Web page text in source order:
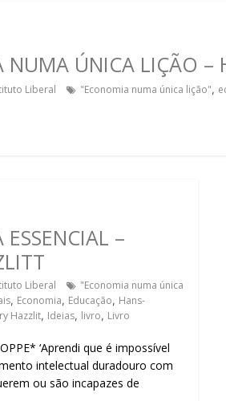
NUMA ÚNICA LIÇÃO –
Liberal "Economia numa única lição",
–
Liberal
"Economia numa única
, Economia, Educação, Hans-
Hazzlit, Ideias, livro, Livro
‘Aprendi que é impossível
intelectual duradouro com
ou são incapazes de